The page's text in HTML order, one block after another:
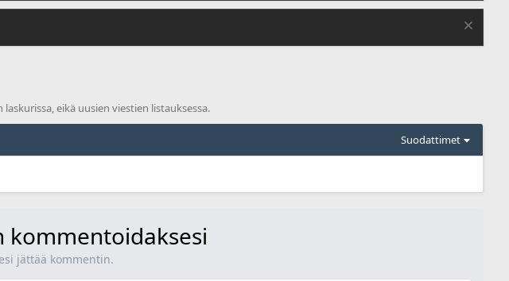
eikä uusien viestien listauksessa.
Suodattimet
kommentoidaksesi
jättää kommentin.